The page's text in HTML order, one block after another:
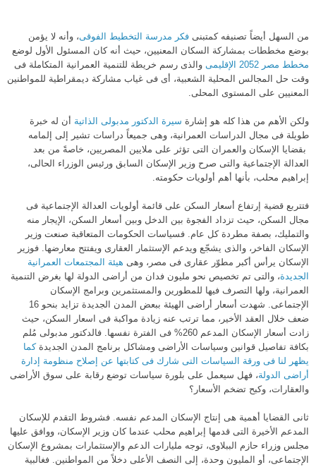
من السهل أيضاً تصنيفه كمتبنى فكر مدرسة التخطيط الفوقى، وأنه لا يؤمن
بوضع مخططات بمشاركة السكان المعنيين، حيث أنه كان المسئول الأول لوضع
مخطط مصر 2052 الإقليمى
والذى رسم خريطة للتنمية العمرانية المتكاملة فى
وقت حل المجالس المحلية الشعبية، أى فى غياب مشاركة ديمقراطية للمواطنين
المعنيين على المستوى المحلى.
ولكن الأهم من هذا كله هو إشارة سيرة الدكتور مدبولى الذاتية أن له خبرة
طويلة فى مجال الدراسات العمرانية، وهى جميعاً دراسات تشير إلى إلمامه
بقضايا الإسكان والعمران التى تؤثر على ملايين المصريين، خاصةً من بعد
العدالة الإجتماعية والتى صرح وزير الإسكان السابق ورئيس الوزراء الحالى،
إبراهيم محلب، بأنها أهم أولويات حكومته.
فتتربع قضية إرتفاع أسعار السكن على قائمة أولويات العدالة الإجتماعية فى
مجال السكن، حيث تزداد الفجوة بين الدخل وبين أسعار السكن، الإيجار منه
والتمليك، بصفة مطردة كل عام. فسياسات الحكومات المتعاقبة صنعت وزير
الإسكان الفاخر، والذى يشجّع ويدعم الإستثمار العقارى ويفتتح معارضها. فوزير
الإسكان يرأس أكبر مطوّر عقارى فى مصر، وهى هيئة المجتمعات العمرانية
الجديدة، والتى تم تخصيص نحو مليون فدان من أراضى الدولة لها بغرض التنمية
العمرانية، ولها التصرف فيها للمطورين والمستثمرين وبرامج الإسكان
الإجتماعى. شهدت أسعار أراضى الهيئة ببعض المدن الجديدة تزايد بنحو 16
ضعف خلال العقد الأخير، مما ترتب عنه زيادة مواكبة فى اسعار السكن، حيث
زادت أسعار الإسكان المدعم 260% فى الفترة نفسها. فالدكتور مدبولى مُلم
بكافة تفاصيل قوانين وسياسات الأراضى ومشاكل برنامج المدن الجديدةكما
يظهر لنا فى ورقة السياسات التى شارك فى كتابتها عن إصلاح منظومة إدارة
أراضى الدولة، فهل سيعمل على بلورة سياسات توضع رقابة على سوق الأراضى
والعقارات، وكبح تضخم الأسعار؟
ثانى القضايا أهمية هى إنتاج الإسكان المدعم نفسه. فشروط التقدم للإسكان
المدعم الأخيرة التى قدمها إبراهيم محلب عندما كان وزير الإسكان، ووافق عليها
مجلس وزراء حازم الببلاوى، توجه مليارات الدعم والإستثمارات بمشروع الإسكان
الإجتماعى، أو المليون وحدة، إلى النصف الأعلى دخلاً من المواطنين. فغالبية